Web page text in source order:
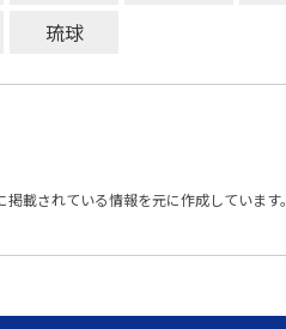
琉球
載されている情報を元に作成しています。